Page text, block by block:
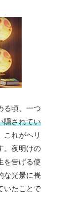
る頃、一つ
隠されてい
、これがヘリ
。夜明けの
を告げる使
な光景に畏
いたことで